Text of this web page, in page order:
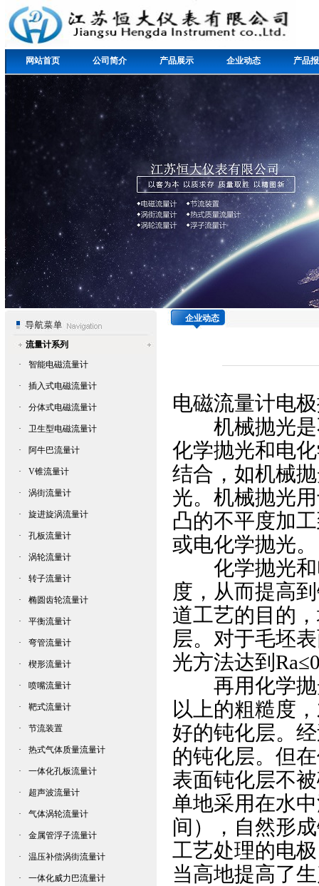
网站首页 公司简介 产品展示 企业动态 产品
流量计系列
·
智能电磁流量计
· 插入式电磁流量计
· 分体式电磁流量计
· 卫生型电磁流量计
· 阿牛巴流量计
· V锥流量计
· 涡街流量计
· 旋进旋涡流量计
· 孔板流量计
· 涡轮流量计
· 转子流量计
· 椭圆齿轮流量计
· 平衡流量计
· 弯管流量计
· 楔形流量计
· 喷嘴流量计
· 靶式流量计
· 节流装置
· 热式气体质量流量计
· 一体化孔板流量计
· 超声波流量计
· 气体涡轮流量计
· 金属管浮子流量计
· 温压补偿涡街流量计
· 一体化威力巴流量计
企业动态
电磁流量计电
机械抛光是
化学抛光和电
结合，如机械
光。机械抛光
凸的不平度加
或电化学抛光。
化学抛光和
度，从而提高
道工艺的目的
层。对于毛坯
光方法达到
再用化学抛
以上的粗糙度
好的钝化层。
的钝化层。但
表面钝化层不
单地采用在水
间），自然形
工艺处理的电
当高地提高了